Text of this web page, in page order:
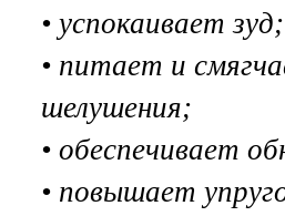
• успокаивает
• питает и
шелушения;
• обеспечивает
• повышает